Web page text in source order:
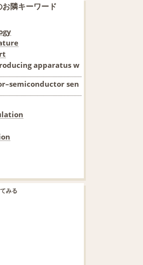
隣キーワード
apparatus w
sen
みる